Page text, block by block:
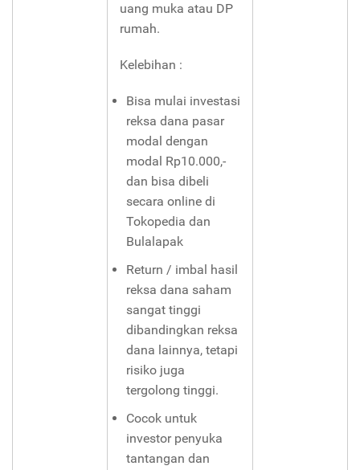
uang muka atau DP
rumah.
Kelebihan :
Bisa mulai investasi
reksa dana pasar
modal dengan
modal Rp10.000,-
dan bisa dibeli
secara online di
Tokopedia dan
Bulalapak
Return / imbal hasil
reksa dana saham
sangat tinggi
dibandingkan reksa
dana lainnya, tetapi
risiko juga
tergolong tinggi.
Cocok untuk
investor penyuka
tantangan dan